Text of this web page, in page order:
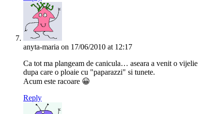
anyta-maria on 17/06/2010 at 12:17
Ca tot ma plangeam de canicula… aseara a venit o vijelie
dupa care o ploaie cu "paparazzi" si tunete.
Acum este racoare 😀
Reply